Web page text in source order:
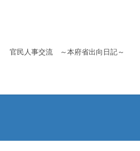
官民人事交流 ～本府省出向日記～